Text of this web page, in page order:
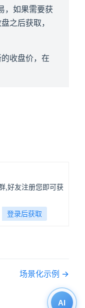
AI
，如果需要获
之后获取，
收盘价，在
,好友注册您即可获
登录后获取
场景化示例